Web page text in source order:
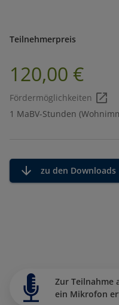
Teilnehmerpreis
120,00 €
Fördermöglichkeiten
1 MaBV-Stunden
zu den Downloads
Zur Teilnahme
ein Mikrofon